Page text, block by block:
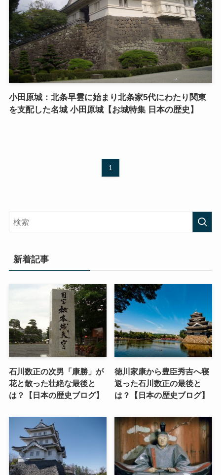
小田原城：北条早雲に始まり北条家5代にわたり関東
を支配した名城 小田原城【お城特集 日本の歴史】
1
新着記事
石川数正の次男「康勝」が
花と散った壮絶な最後と
は？【日本の歴史ブログ】
徳川家康から豊臣秀吉へ寝
返った石川数正の最後と
は？【日本の歴史ブログ】